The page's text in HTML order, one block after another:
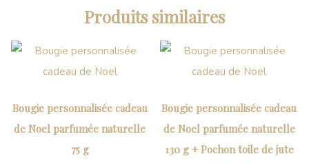
Produits similaires
Bougie personnalisée cadeau
de Noel parfumée naturelle
75 g
Bougie personnalisée cadeau
de Noel parfumée naturelle
130 g + Pochon toile de jute